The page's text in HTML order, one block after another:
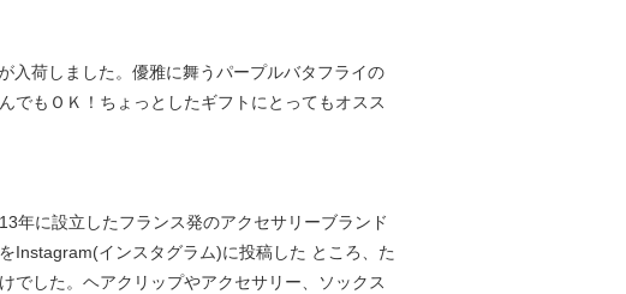
入荷しました。優雅に舞うパープルバタフライの
でもＯＫ！ちょっとしたギフトにとってもオスス
年に設立したフランス発のアクセサリーブランド
Instagram(インスタグラム)に投稿した ところ、た
でした。ヘアクリップやアクセサリー、ソックス